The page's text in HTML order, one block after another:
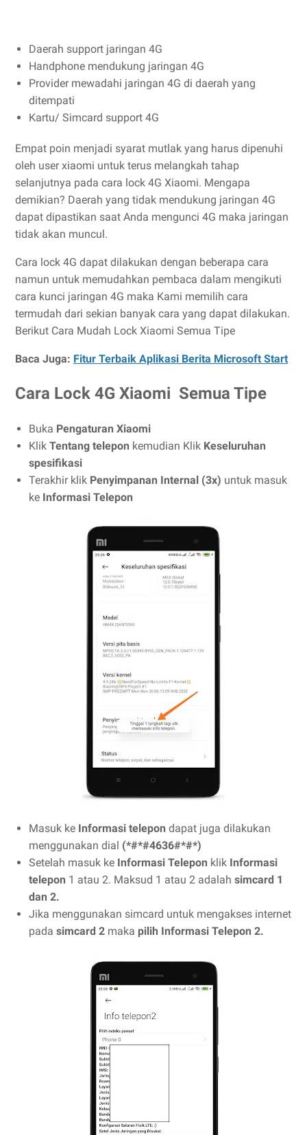
Daerah support jaringan 4G
Handphone mendukung jaringan 4G
Provider mewadahi jaringan 4G di daerah yang
ditempati
Kartu/ Simcard support 4G
Empat poin menjadi syarat mutlak yang harus dipenuhi
oleh user xiaomi untuk terus melangkah tahap
selanjutnya pada cara lock 4G Xiaomi. Mengapa
demikian? Daerah yang tidak mendukung jaringan 4G
dapat dipastikan saat Anda mengunci 4G maka jaringan
tidak akan muncul.
Cara lock 4G dapat dilakukan dengan beberapa cara
namun untuk memudahkan pembaca dalam mengikuti
cara kunci jaringan 4G maka Kami memilih cara
termudah dari sekian banyak cara yang dapat dilakukan.
Berikut Cara Mudah Lock Xiaomi Semua Tipe
Baca Juga: Fitur Terbaik Aplikasi Berita Microsoft Start
Cara Lock 4G Xiaomi Semua Tipe
Buka Pengaturan Xiaomi
Klik Tentang telepon kemudian Klik Keseluruhan
spesifikasi
Terakhir klik Penyimpanan Internal (3x) untuk masuk
ke Informasi Telepon
Masuk ke Informasi telepon dapat juga dilakukan
menggunakan dial (*#*#4636#*#*)
Setelah masuk ke Informasi Telepon klik Informasi
telepon 1 atau 2. Maksud 1 atau 2 adalah simcard 1
dan 2.
Jika menggunakan simcard untuk mengakses internet
pada simcard 2 maka pilih Informasi Telepon 2.